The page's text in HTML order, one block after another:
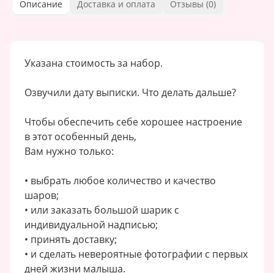
Описание Доставка и оплата Отзывы (0)
Указана стоимость за набор.
Озвучили дату выписки. Что делать дальше?
Чтобы обеспечить себе хорошее настроение
в этот особенный день,
Вам нужно только:
• выбрать любое количество и качество
шаров;
• или заказать большой шарик с
индивидуальной надписью;
• принять доставку;
• и сделать невероятные фотографии с первых
дней жизни малыша.